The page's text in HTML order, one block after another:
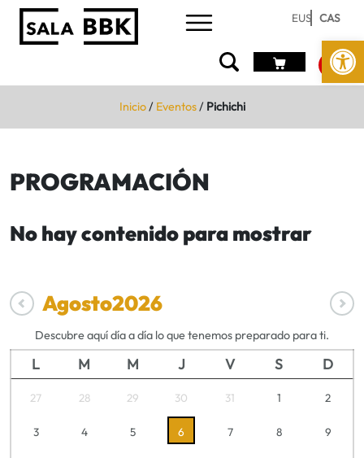
Abrir
EUS CAS
Inicio/ Eventos/ Pichichi
PROGRAMACIÓN
No hay contenido para mostrar
Agosto2026
Descubre aquí día a día lo que tenemos preparado para ti.
L M M J V S D
27 28 29 30 31 1 2
3 4 5 6 7 8 9